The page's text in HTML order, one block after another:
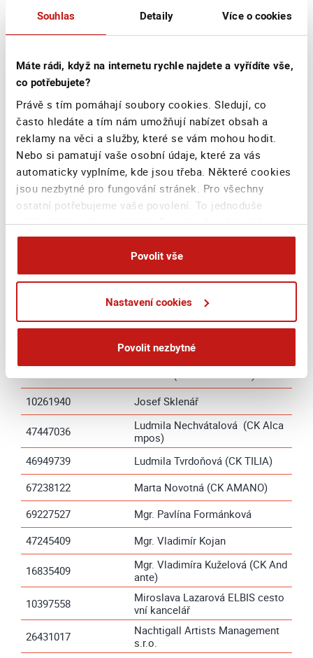
Souhlas Detaily Více o cookies
Máte rádi, když na internetu rychle najdete a vyřídíte vše,
co potřebujete?
Právě s tím pomáhají soubory cookies. Sledují, co
často hledáte a tím nám umožňují nabízet obsah a
reklamy na věci a služby, které se vám mohou hodit.
Nebo si pamatují vaše osobní údaje, které za vás
automaticky vyplníme, kde jsou třeba. Některé cookies
jsou nezbytné pro fungování stránek. Pro všechny
ostatní potřebujeme vaše povolení. To jednoduše
udělíte kliknutím na tlačítko Povolit vše, případně si
můžete zvolit vlastní nastavení. Na základě vašeho
souhlasu můžeme také při sjednání na webu bezpečně
sbírat vaše jméno, příjmení či email a poskytovat je
(business.safety.google/privacy), Sklik, atp. Tyto
cookies používáme pro personalizaci reklam. A vaše
dodržujeme přísná pravidla ochrany osobních
Povolit vše
Nastavení cookies
Povolit nezbytné
60277602
22385428
Hustákovy cesty s.r.o.
28634845
CHERRY TOUR s.r.o.
26392763
INEX - cestovní kancelář s.r.o.
42367522
Ing. Alena Svobodová (CK ALEN
A TOUR)
45265780
Ing. Marek Hanuš
76615464
Ing. Václav Krajzl (CK Metropolis
A)
12122882
Jiří Petr (CK PE-TRAN-KA)
10261940
Josef Sklenář
47447036
Ludmila Nechvátalová (CK Alca
mpos)
46949739
Ludmila Tvrdoňová (CK TILIA)
67238122
Marta Novotná (CK AMANO)
69227527
Mgr. Pavlína Formánková
47245409
Mgr. Vladimír Kojan
16835409
Mgr. Vladimíra Kuželová (CK And
ante)
10397558
Miroslava Lazarová ELBIS cesto
vní kancelář
26431017
Nachtigall Artists Management
s.r.o.